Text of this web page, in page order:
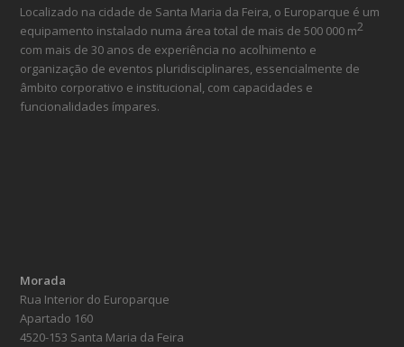
Localizado na cidade de Santa Maria da Feira, o Europarque é um
equipamento instalado numa área total de mais de 500 000 m2
com mais de 30 anos de experiência no acolhimento e
organização de eventos pluridisciplinares, essencialmente de
âmbito corporativo e institucional, com capacidades e
funcionalidades ímpares.
Morada
Rua Interior do Europarque
Apartado 160
4520-153 Santa Maria da Feira